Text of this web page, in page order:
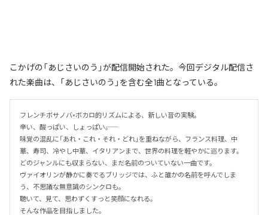
こかげの「あじさいのう」が配信開始された。今回デジタル配信さ
れた楽曲は、「あじさいのう」を含む全1曲となっている。
フレンチボサノバ×ボカロ的リズムによる、新しい音の実験。
辛い、酸っぱい、しょっぱい――。
味覚の混乱に「あれ・これ・それ・どれ」を重ねながら、フランス料理、中
華、寿司、冷やし中華、イタリアンまで、世界の料理を軽やかに巡ります。
どのジャンルにも収まらない、まだ名前のついていない一曲です。
ヴァイオリンが静かに奏でるブリッジでは、ふと誰かの名前を呼んでしま
う、不思議な無意識のシンクロも。
聴いて、見て、思わずくすっと笑顔になれる。
そんな作品を目指しました。